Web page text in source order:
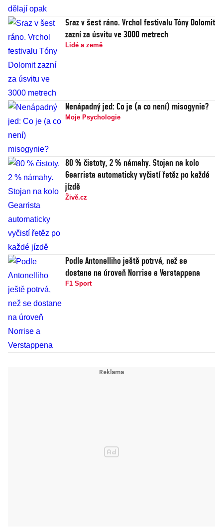
Sraz v šest ráno. Vrchol festivalu Tóny Dolomit
zazní za úsvitu ve 3000 metrech
Lidé a země
Nenápadný jed: Co je (a co není) misogynie?
Moje Psychologie
80 % čistoty, 2 % námahy. Stojan na kolo
Gearrista automaticky vyčistí řetěz po každé
jízdě
Živě.cz
Podle Antonelliho ještě potrvá, než se
dostane na úroveň Norrise a Verstappena
F1 Sport